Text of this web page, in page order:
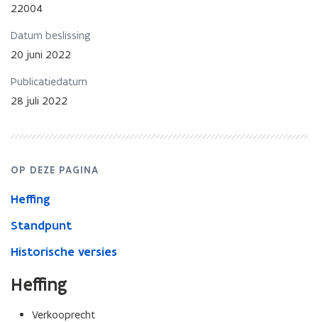
gelegen
onroerend
door
een
settlor
een
trust
22004
Datum beslissing
20 juni 2022
Publicatiedatum
28 juli 2022
OP DEZE PAGINA
Heffing
Standpunt
Historische versies
Heffing
Verkooprecht